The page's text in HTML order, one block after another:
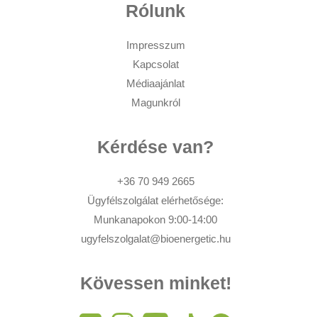
Rólunk
Impresszum
Kapcsolat
Médiaajánlat
Magunkról
Kérdése van?
+36 70 949 2665
Ügyfélszolgálat elérhetősége:
Munkanapokon 9:00-14:00
ugyfelszolgalat@bioenergetic.hu
Kövessen minket!